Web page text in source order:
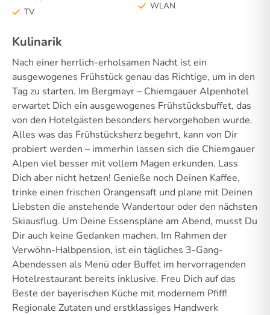
TV
WLAN
Kulinarik
Nach einer herrlich-erholsamen Nacht ist ein
ausgewogenes Frühstück genau das Richtige, um in den
Tag zu starten. Im Bergmayr – Chiemgauer Alpenhotel
erwartet Dich ein ausgewogenes Frühstücksbuffet, das
von den Hotelgästen besonders hervorgehoben wurde.
Alles was das Frühstücksherz begehrt, kann von Dir
probiert werden – immerhin lassen sich die Chiemgauer
Alpen viel besser mit vollem Magen erkunden. Lass
Dich aber nicht hetzen! Genieße noch Deinen Kaffee,
trinke einen frischen Orangensaft und plane mit Deinen
Liebsten die anstehende Wandertour oder den nächsten
Skiausflug. Um Deine Essenspläne am Abend, musst Du
Dir auch keine Gedanken machen. Im Rahmen der
Verwöhn-Halbpension, ist ein tägliches 3-Gang-
Abendessen als Menü oder Buffet im hervorragenden
Hotelrestaurant bereits inklusive. Freu Dich auf das
Beste der bayerischen Küche mit modernem Pfiff!
Regionale Zutaten und erstklassiges Handwerk